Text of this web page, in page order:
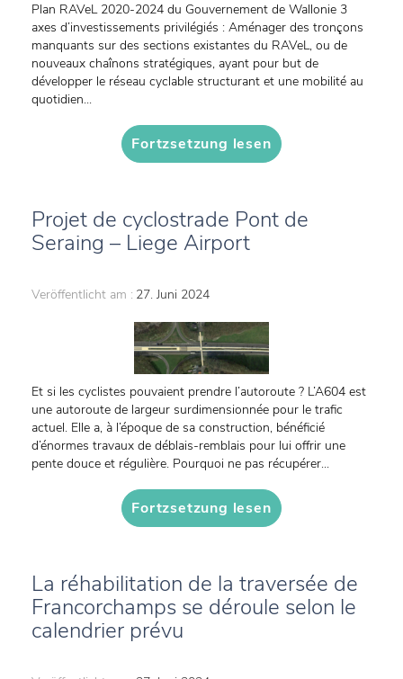
Plan RAVeL 2020-2024 du Gouvernement de Wallonie 3
axes d’investissements privilégiés : Aménager des tronçons
manquants sur des sections existantes du RAVeL, ou de
nouveaux chaînons stratégiques, ayant pour but de
développer le réseau cyclable structurant et une mobilité au
quotidien...
Fortzsetzung lesen
Projet de cyclostrade Pont de
Seraing – Liege Airport
Veröffentlicht am : 27. Juni 2024
Et si les cyclistes pouvaient prendre l’autoroute ? L’A604 est
une autoroute de largeur surdimensionnée pour le trafic
actuel. Elle a, à l’époque de sa construction, bénéficié
d’énormes travaux de déblais-remblais pour lui offrir une
pente douce et régulière. Pourquoi ne pas récupérer...
Fortzsetzung lesen
La réhabilitation de la traversée de
Francorchamps se déroule selon le
calendrier prévu